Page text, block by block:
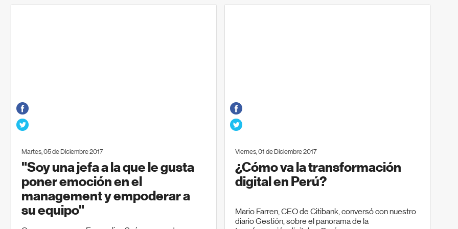
Martes, 05 de Diciembre 2017
"Soy una jefa a la que le gusta
poner emoción en el
management y empoderar a
su equipo"
Viernes, 01 de Diciembre 2017
¿Cómo va la transformación
digital en Perú?
Mario Farren, CEO de Citibank, conversó con nuestro
diario Gestión, sobre el panorama de la